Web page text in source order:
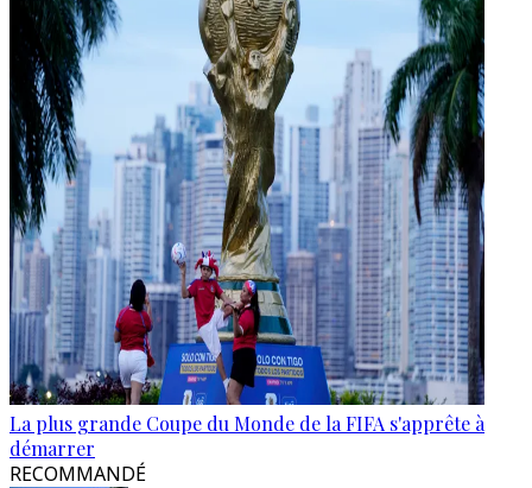
La plus grande Coupe du Monde de la FIFA s'apprête à
démarrer
RECOMMANDÉ